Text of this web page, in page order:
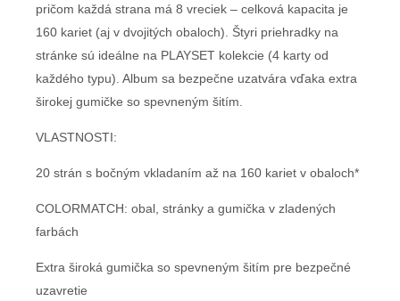
pričom každá strana má 8 vreciek – celková kapacita je
160 kariet (aj v dvojitých obaloch). Štyri priehradky na
stránke sú ideálne na PLAYSET kolekcie (4 karty od
každého typu). Album sa bezpečne uzatvára vďaka extra
širokej gumičke so spevneným šitím.
VLASTNOSTI:
20 strán s bočným vkladaním až na 160 kariet v obaloch*
COLORMATCH: obal, stránky a gumička v zladených
farbách
Extra široká gumička so spevneným šitím pre bezpečné
uzavretie